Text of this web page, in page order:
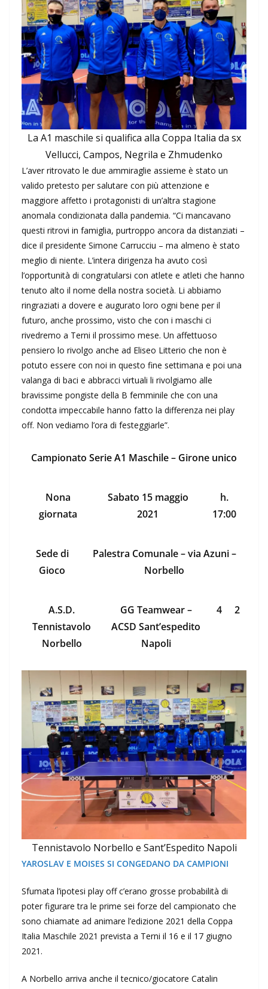
La A1 maschile si qualifica alla Coppa Italia da sx
Vellucci, Campos, Negrila e Zhmudenko
L’aver ritrovato le due ammiraglie assieme è stato un
valido pretesto per salutare con più attenzione e
maggiore affetto i protagonisti di un’altra stagione
anomala condizionata dalla pandemia. “Ci mancavano
questi ritrovi in famiglia, purtroppo ancora da distanziati –
dice il presidente Simone Carrucciu – ma almeno è stato
meglio di niente. L’intera dirigenza ha avuto così
l’opportunità di congratularsi con atlete e atleti che hanno
tenuto alto il nome della nostra società. Li abbiamo
ringraziati a dovere e augurato loro ogni bene per il
futuro, anche prossimo, visto che con i maschi ci
rivedremo a Terni il prossimo mese. Un affettuoso
pensiero lo rivolgo anche ad Eliseo Litterio che non è
potuto essere con noi in questo fine settimana e poi una
valanga di baci e abbracci virtuali li rivolgiamo alle
bravissime pongiste della B femminile che con una
condotta impeccabile hanno fatto la differenza nei play
off. Non vediamo l’ora di festeggiarle”.
Campionato Serie A1 Maschile – Girone unico
Nona
giornata
Sabato 15 maggio
2021
h.
17:00
Sede di
Gioco
Palestra Comunale – via Azuni –
Norbello
A.S.D.
Tennistavolo
Norbello
GG Teamwear –
ACSD Sant’espedito
Napoli
4 2
Tennistavolo Norbello e Sant’Espedito Napoli
YAROSLAV E MOISES SI CONGEDANO DA CAMPIONI
Sfumata l’ipotesi play off c’erano grosse probabilità di
poter figurare tra le prime sei forze del campionato che
sono chiamate ad animare l’edizione 2021 della Coppa
Italia Maschile 2021 prevista a Terni il 16 e il 17 giugno
2021.
A Norbello arriva anche il tecnico/giocatore Catalin